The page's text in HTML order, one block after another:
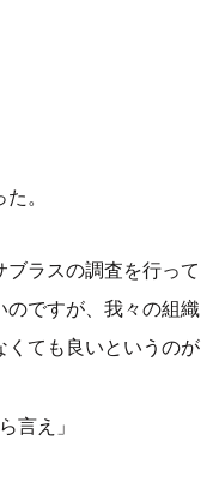
。
ブラスの調査を行って
ですが、我々の組織
ても良いというのが
言え」